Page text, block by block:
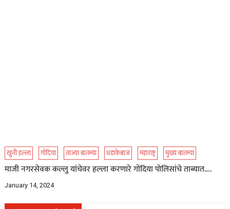
खुनी हल्ला गोंदिया ताज्या बातम्या धडाकेबाज महाराष्ट्र मुख्य बातम्या
माजी नगरसेवक कल्लु यांचेवर हल्ला करणारे गोंदिया पोलिसांचे ताब्यात….
January 14, 2024